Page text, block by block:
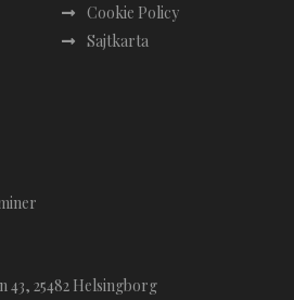
Cookie Policy
Sajtkarta
43, 25482 Helsingborg